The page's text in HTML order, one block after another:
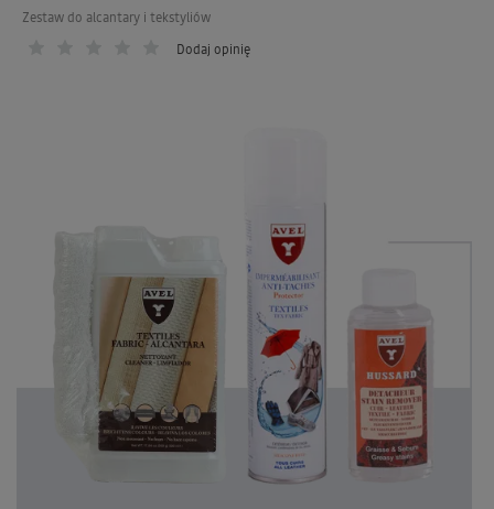
Zestaw do alcantary i tekstyliów
Dodaj opinię